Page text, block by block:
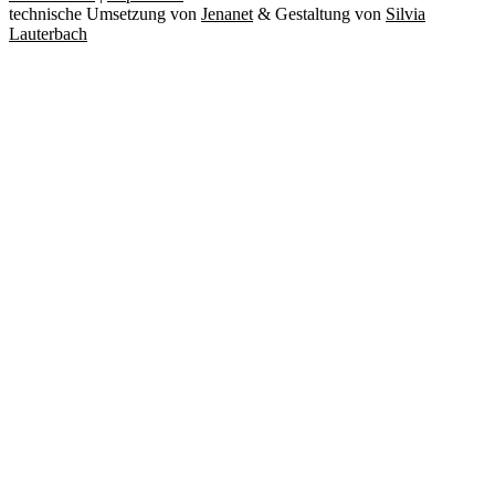
technische Umsetzung von Jenanet & Gestaltung von Silvia
Lauterbach